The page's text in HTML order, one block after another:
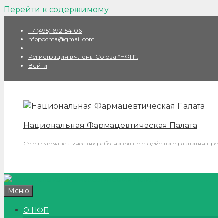
Перейти к содержимому
+7 (495) 692-54-06
nfppochta@gmail.com
|
Регистрация в члены Союза “НФП”.
Войти
Национальная Фармацевтическая Палата
Союз фармацевтических работников по содействию развития
Меню
О НФП